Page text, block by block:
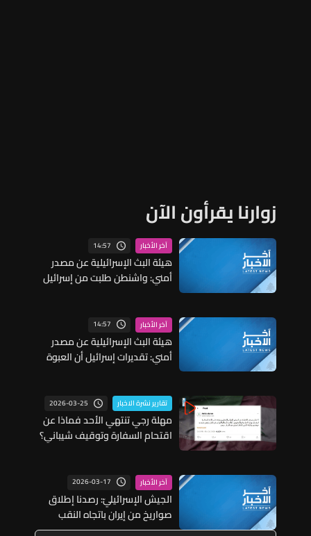
زوارنا يقرأون الآن
آخر الأخبار 14:57
هيئة البث الإسرائيلية عن مصدر
أمني: واشنطن طلبت من إسرائيل
آخر الأخبار 14:57
هيئة البث الإسرائيلية عن مصدر
أمني: تقديرات إسرائيل أن العبوة
تقارير نشرة الاخبار 2026-03-25
مهلة رجي تنتهي الأحد فماذا عن
اقتحام السفارة وتوقيف شيباني؟
آخر الأخبار 2026-03-17
الجيش الإسرائيليّ: رصدنا إطلاق
صواريخ من إيران باتجاه النقب
والبحر الميت ومنظومة الدفاع